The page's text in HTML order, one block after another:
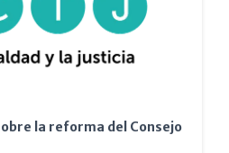
la reforma del Consejo